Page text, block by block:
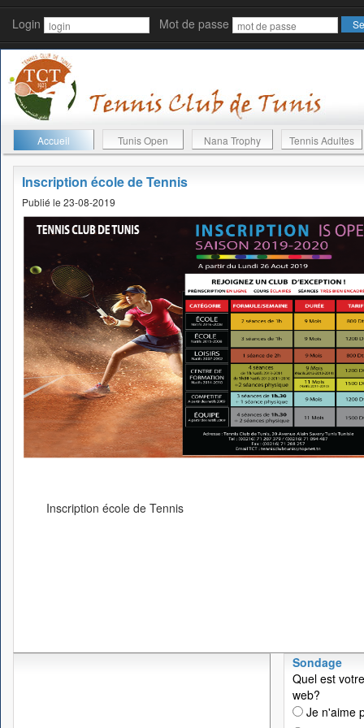
Login Mot de passe
Accueil Tunis Open Nana Trophy Tennis Adultes
Inscription école de Tennis
Publié le 23-08-2019
Inscription école de Tennis
Sondage
Quel est
web?
Je n'aime